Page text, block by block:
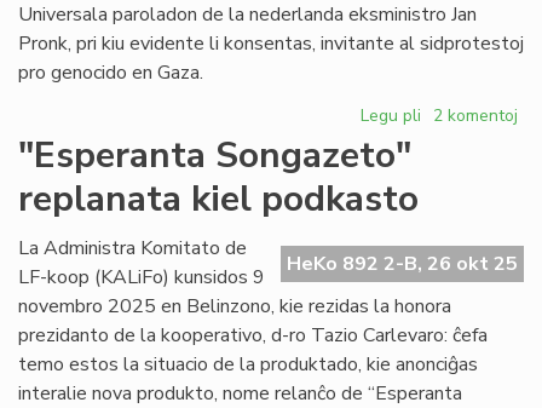
Universala paroladon de la nederlanda eksministro Jan
Pronk, pri kiu evidente li konsentas, invitante al sidprotestoj
pro genocido en Gaza.
Legu pli pri
la
silento
Gaza?
2 komentoj
"Esperanta Songazeto"
replanata kiel podkasto
HeKo 892 2-B, 26 okt 25
La Administra Komitato de
LF-koop (KALiFo) kunsidos 9
novembro 2025 en Belinzono, kie rezidas la honora
prezidanto de la kooperativo, d-ro Tazio Carlevaro: ĉefa
temo estos la situacio de la produktado, kie anonciĝas
interalie nova produkto, nome relanĉo de “Esperanta